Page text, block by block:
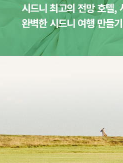
시드니 최고의 전망 호텔,
완벽한 시드니 여행 만들기